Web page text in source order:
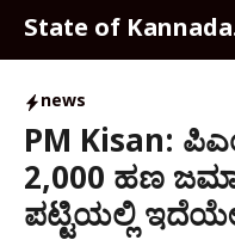
Skip
State of
news
PM Kisan:
₹2,000 ಹಣ
ಪಟ್ಟಿಯಲ್ಲಿ